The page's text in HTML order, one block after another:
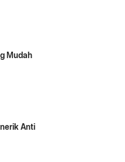
Mudah
Anti